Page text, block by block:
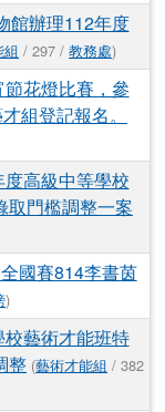
館辦理112年度
組 / 297 / 教務處)
花燈比賽，參
組登記報名。
高級中等學校
取門檻調整一案
國賽814李書茵
)
藝術才能班特
整 (藝術才能組 / 382